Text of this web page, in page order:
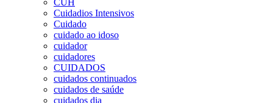
Cuidadios Intensivos
Cuidado
cuidado ao idoso
cuidador
cuidadores
CUIDADOS
cuidados continuados
cuidados de saúde
cuidados dia